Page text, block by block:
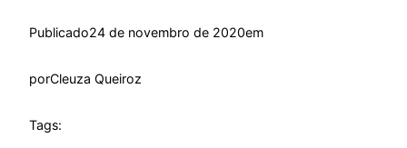
Publicado24 de novembro de 2020em
porCleuza Queiroz
Tags: